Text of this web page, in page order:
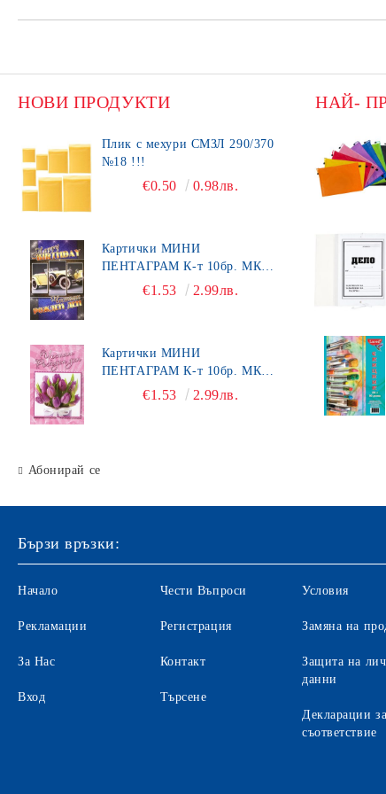
НОВИ ПРОДУКТИ
Плик с мехури СМЗЛ 290/370
№18 !!!
€0.50 0.98лв.
Картички МИНИ
ПЕНТАГРАМ К-т 10бр. МК
€1.53 2.99лв.
Картички МИНИ
ПЕНТАГРАМ К-т 10бр. МК
€1.53 2.99лв.
Абонирай се
НАЙ-
Бързи връзки:
Начало
Рекламации
За Нас
Вход
Чести Въпроси
Регистрация
Контакт
Търсене
Условия
Замяна на
Защита на
данни
Декларации за
съответствие